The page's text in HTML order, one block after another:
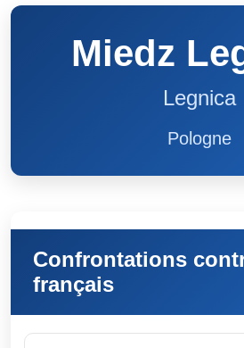
Miedz
Legnica
Pologne
Confrontations
français